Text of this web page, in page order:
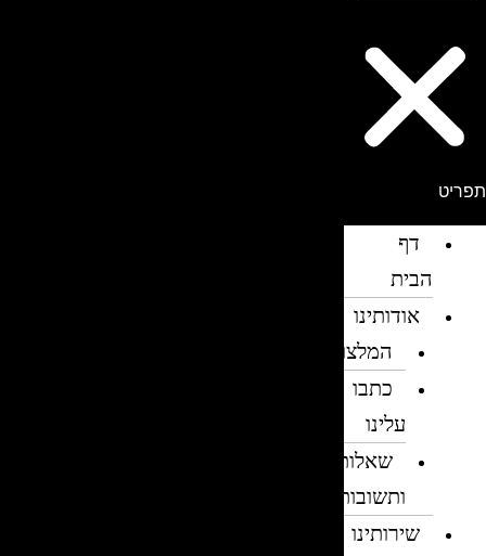
דף
הבית
אודותינו
המלצות
כתבו
עלינו
שאלות
ותשובות
שירותינו